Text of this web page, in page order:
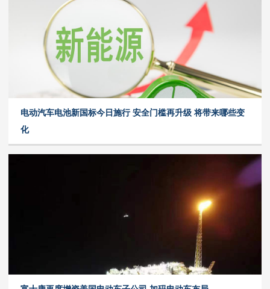
电动汽车电池新国标今日施行 安全门槛再升级 将带来哪些变
化